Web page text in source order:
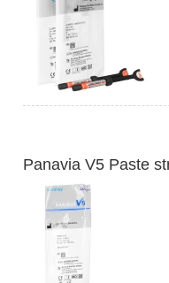
Panavia V5 Paste